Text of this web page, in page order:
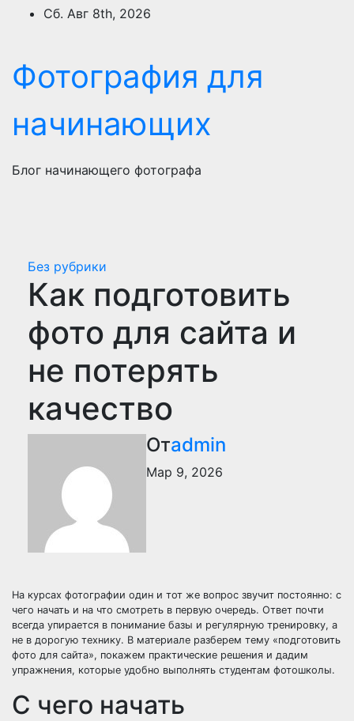
ПерейтиСб. Авг 8th, 2026
Фотография для
начинающих
Блог начинающего фотографа
Без рубрики
Как подготовить
фото для сайта и
не потерять
качество
Отadmin
Мар 9, 2026
На курсах фотографии один и тот же вопрос звучит постоянно: с
чего начать и на что смотреть в первую очередь. Ответ почти
всегда упирается в понимание базы и регулярную тренировку, а
не в дорогую технику. В материале разберем тему «подготовить
фото для сайта», покажем практические решения и дадим
упражнения, которые удобно выполнять студентам фотошколы.
С чего начать